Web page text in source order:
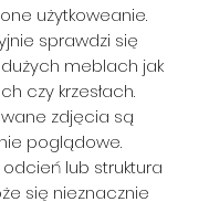
użytkoweanie.
sprawdzi się
meblach jak
czy krzesłach.
zdjęcia są
poglądowe.
odcień lub struktura
się nieznacznie